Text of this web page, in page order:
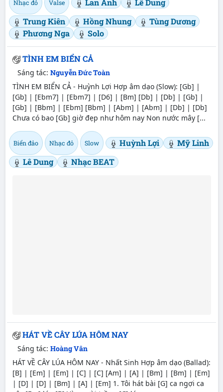
Nhạc đỏ Valse Lan Anh
Lê Dung
Trung Kiên
Hồng Nhung
Tùng Dương
Phương Nga
Solo
TÌNH EM BIỂN CẢ
Sáng tác: Nguyễn Đức Toàn
TÌNH EM BIỂN CẢ - Huỳnh Lợi Hợp âm dạo (Slow): [Gb] |
[Gb] | [Ebm7] | [Ebm7] | [D6] | [Bm] [Db] | [Db] | [Gb] |
[Gb] | [Bbm] | [Ebm] [Bbm] | [Abm] | [Abm] | [Db] | [Db]
Chưa có bao [Gb] giờ đẹp như hôm nay Non nước mây [...
Biển đảo Nhạc đỏ Slow Huỳnh Lợi
Mỹ Linh
Lê Dung
Nhạc BEAT
HÁT VỀ CÂY LÚA HÔM NAY
Sáng tác: Hoàng Vân
HÁT VỀ CÂY LÚA HÔM NAY - Nhất Sinh Hợp âm dạo (Ballad):
[B] | [Em] | [Em] | [C] | [C] [Am] | [A] | [Bm] | [Bm] | [Em]
| [D] | [D] | [Bm] | [A] | [Em] 1. Tôi hát bài [G] ca ngợi ca